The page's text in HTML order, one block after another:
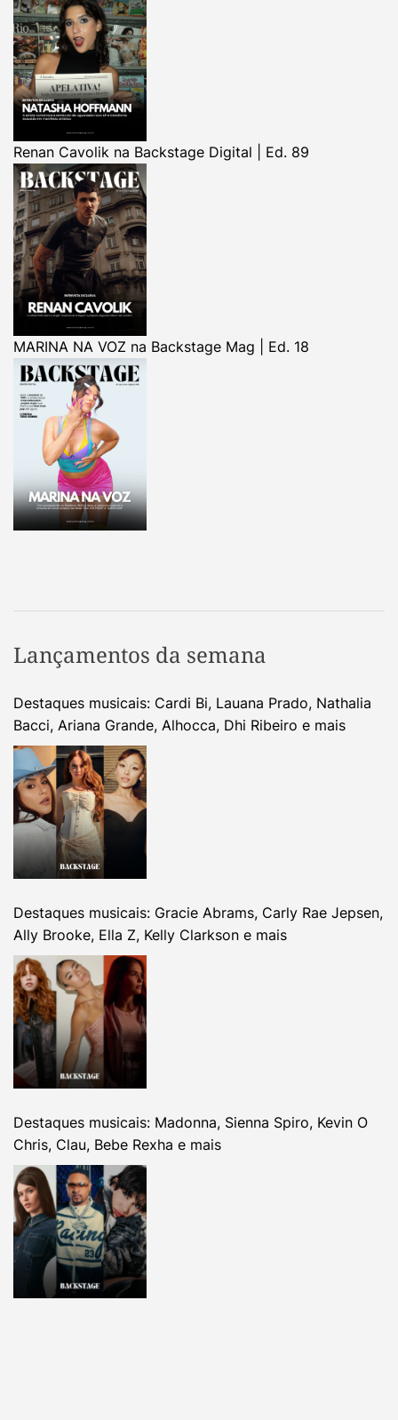
Renan Cavolik na Backstage Digital | Ed. 89
MARINA NA VOZ na Backstage Mag | Ed. 18
Lançamentos da semana
Destaques musicais: Cardi Bi, Lauana Prado, Nathalia
Bacci, Ariana Grande, Alhocca, Dhi Ribeiro e mais
Destaques musicais: Gracie Abrams, Carly Rae Jepsen,
Ally Brooke, Ella Z, Kelly Clarkson e mais
Destaques musicais: Madonna, Sienna Spiro, Kevin O
Chris, Clau, Bebe Rexha e mais